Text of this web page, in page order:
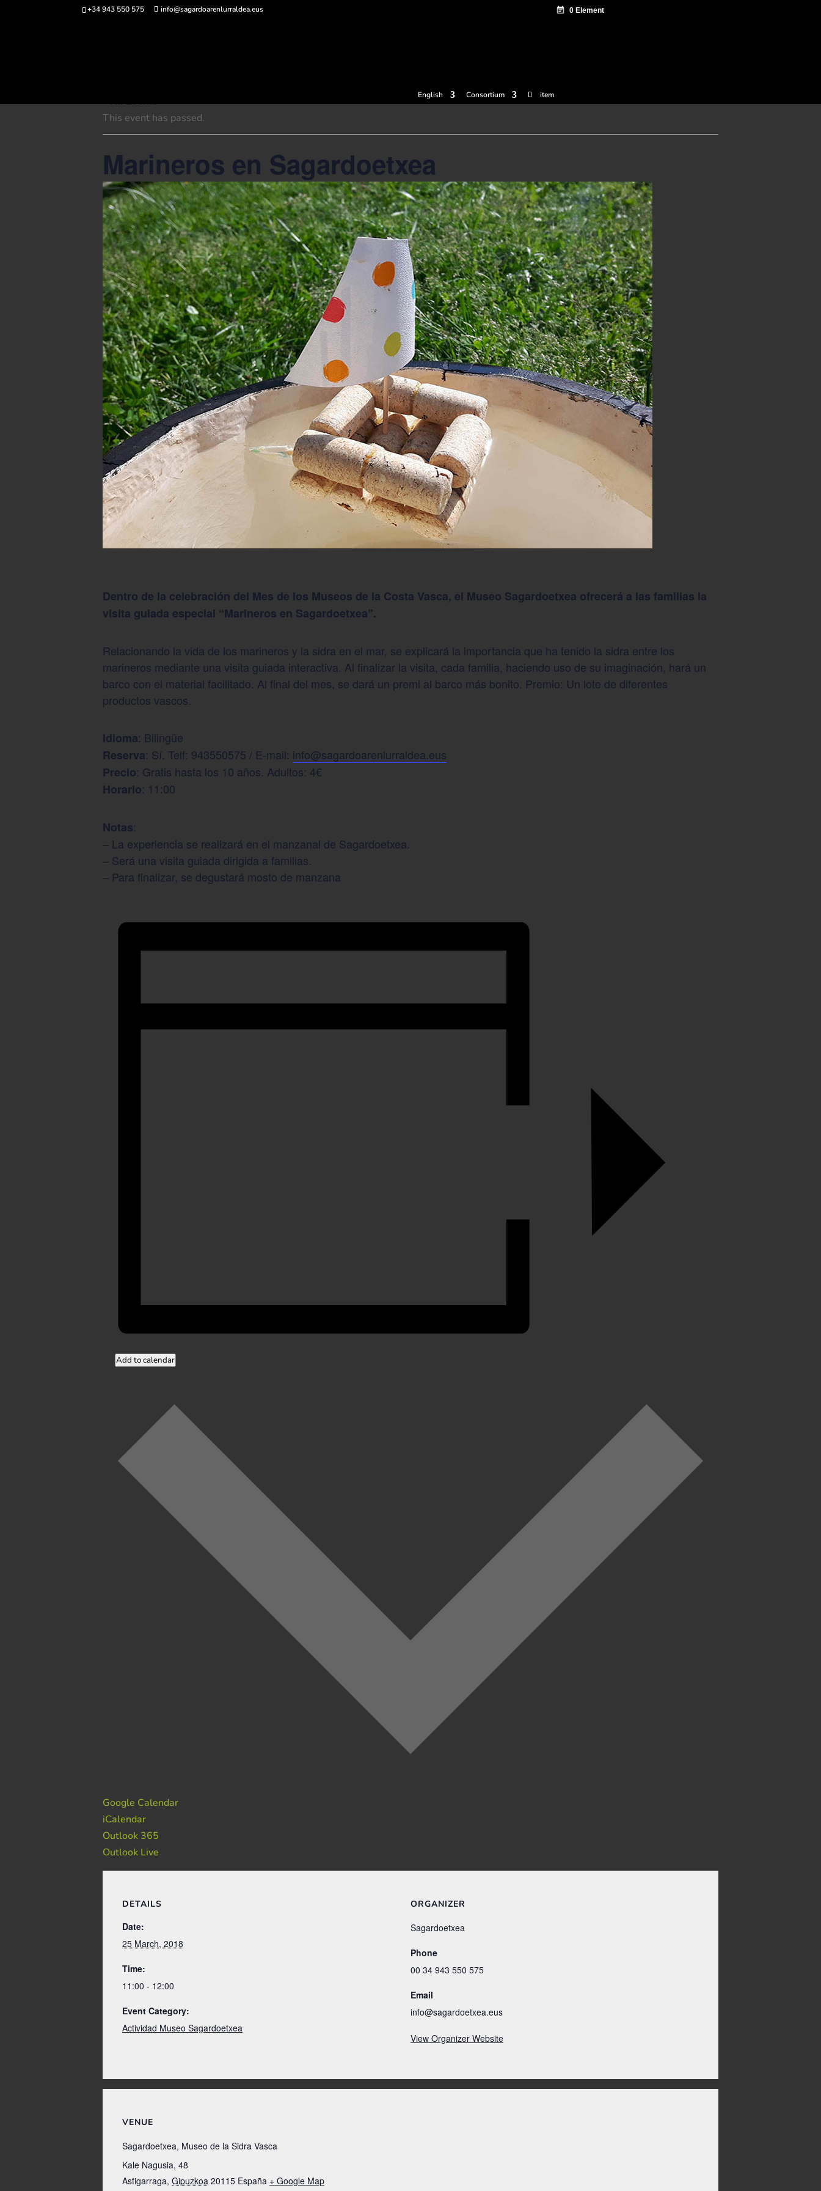
+34 943 550 575 info@sagardoarenlurraldea.eus
English Consortium item
« All Events
This event has passed.
Marineros en Sagardoetxea
Dentro de la celebración del Mes de los Museos de la Costa Vasca, el Museo Sagardoetxea ofrecerá a las familias la
visita guiada especial “Marineros en Sagardoetxea”.
Relacionando la vida de los marineros y la sidra en el mar, se explicará la importancia que ha tenido la sidra entre los
marineros mediante una visita guiada interactiva. Al finalizar la visita, cada familia, haciendo uso de su imaginación, hará un
barco con el material facilitado. Al final del mes, se dará un premi al barco más bonito. Premio: Un lote de diferentes
productos vascos.
Idioma: Bilingüe
Reserva: Sí. Telf: 943550575 / E-mail: info@sagardoarenlurraldea.eus
Precio: Gratis hasta los 10 años. Adultos: 4€
Horario: 11:00
Notas:
– La experiencia se realizará en el manzanal de Sagardoetxea.
– Será una visita guiada dirigida a familias.
– Para finalizar, se degustará mosto de manzana
Add to calendar
Google Calendar
iCalendar
Outlook 365
Outlook Live
DETAILS
Date:
25 March, 2018
Time:
11:00 - 12:00
Event Category:
Actividad Museo Sagardoetxea
ORGANIZER
Sagardoetxea
Phone
00 34 943 550 575
Email
info@sagardoetxea.eus
View Organizer Website
VENUE
Sagardoetxea, Museo de la Sidra Vasca
Kale Nagusia, 48
Astigarraga, Gipuzkoa 20115 España + Google Map